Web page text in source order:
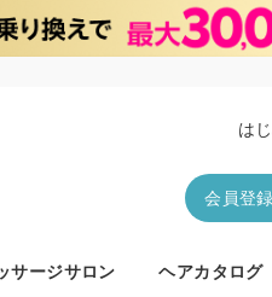
は
会員登
サージサロン ヘアカタログ